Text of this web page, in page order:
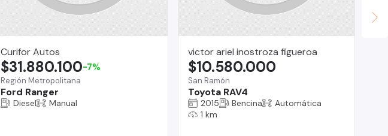
Curifor Autos
Región Metropolitana
Ford Ranger
$31.880.100-7%
Diesel Manual
victor ariel inostroza figueroa
San Ramón
Toyota RAV4
$10.580.000
2015 Bencina
Automática
1 km